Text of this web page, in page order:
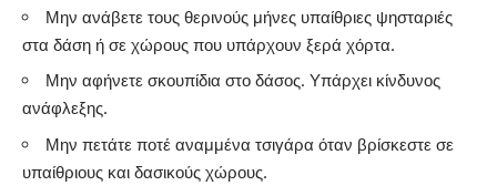
Μην ανάβετε τους θερινούς μήνες υπαίθριες ψησταριές
στα δάση ή σε χώρους που υπάρχουν ξερά χόρτα.
Μην αφήνετε σκουπίδια στο δάσος. Υπάρχει κίνδυνος
ανάφλεξης.
Μην πετάτε ποτέ αναμμένα τσιγάρα όταν βρίσκεστε σε
υπαίθριους και δασικούς χώρους.